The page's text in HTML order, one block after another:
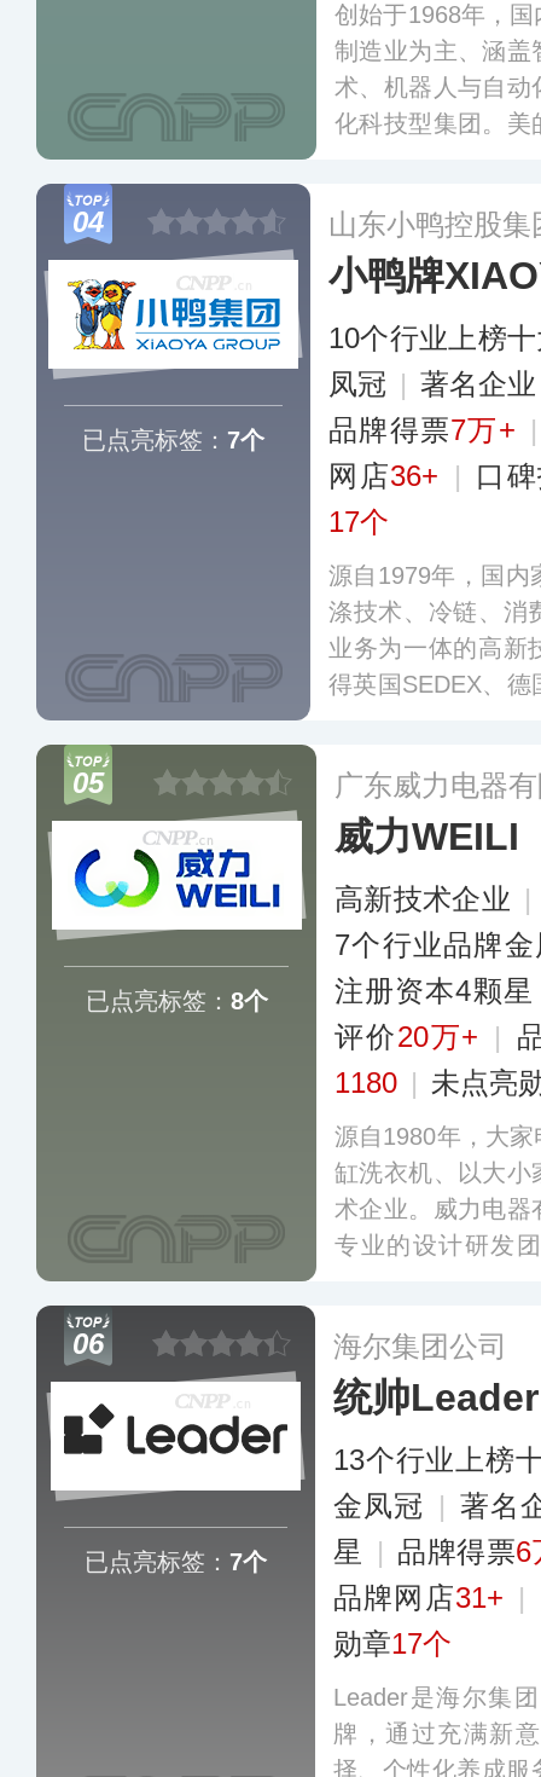
创始于1968年，
制造业为主、涵盖
术、机器人与自
化科技型集团。美
凌、COLMO、库
多元化矩阵，营销
04
已点亮标签： 7个
山东小鸭控股
小鸭牌
10个行业上榜
凤冠 | 著名企
品牌得票7万+
网店36+ | 口
17个
源自1979年，国内
涤技术、冷链、消
业务为一体的高新
得英国SEDEX、
冷柜和车轮装备
和地区。更多
05
已点亮标签： 8个
广东威力电器
威力WEILI
高新技术企业 |
7个行业品牌
注册资本4颗星
评价20万+ |
1180 | 未点亮
源自1980年，大
缸洗衣机、以大小
术企业。威力电
专业的设计研发
网点，并远销至
区。更多
06
已点亮标签： 7个
海尔集团公司
统帅Leader
13个行业上榜
金凤冠 | 著名
星
| 品牌得票6
品牌网店31+ |
勋章17个
Leader是海尔集
牌，通过充满新
择、个性化养成服